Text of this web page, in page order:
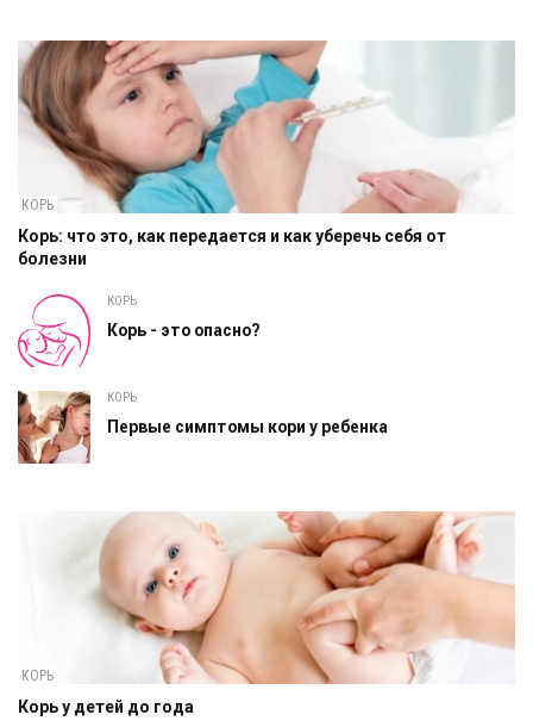
КОРЬ
Корь: что это, как передается и как уберечь себя от
болезни
КОРЬ
Корь - это опасно?
КОРЬ
Первые симптомы кори у ребенка
КОРЬ
Корь у детей до года